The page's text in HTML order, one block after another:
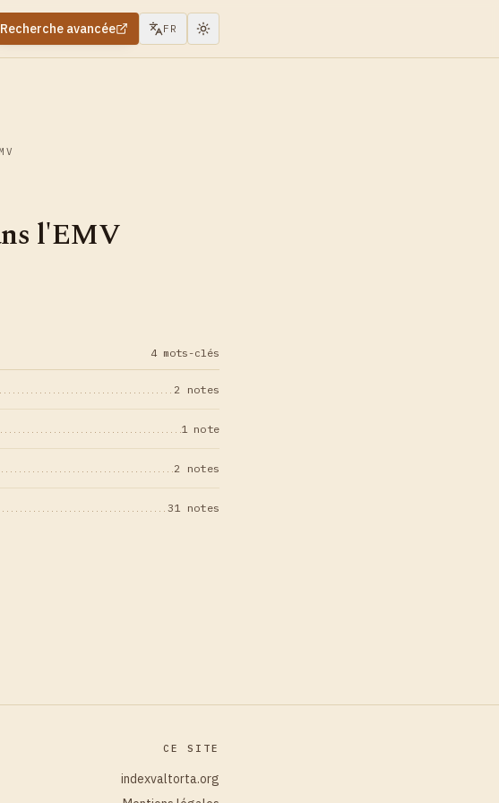
Recherche avancée FR
l'EMV
4 mots-clés
2 notes
1 note
2 notes
31 notes
CE SITE
indexvaltorta.org